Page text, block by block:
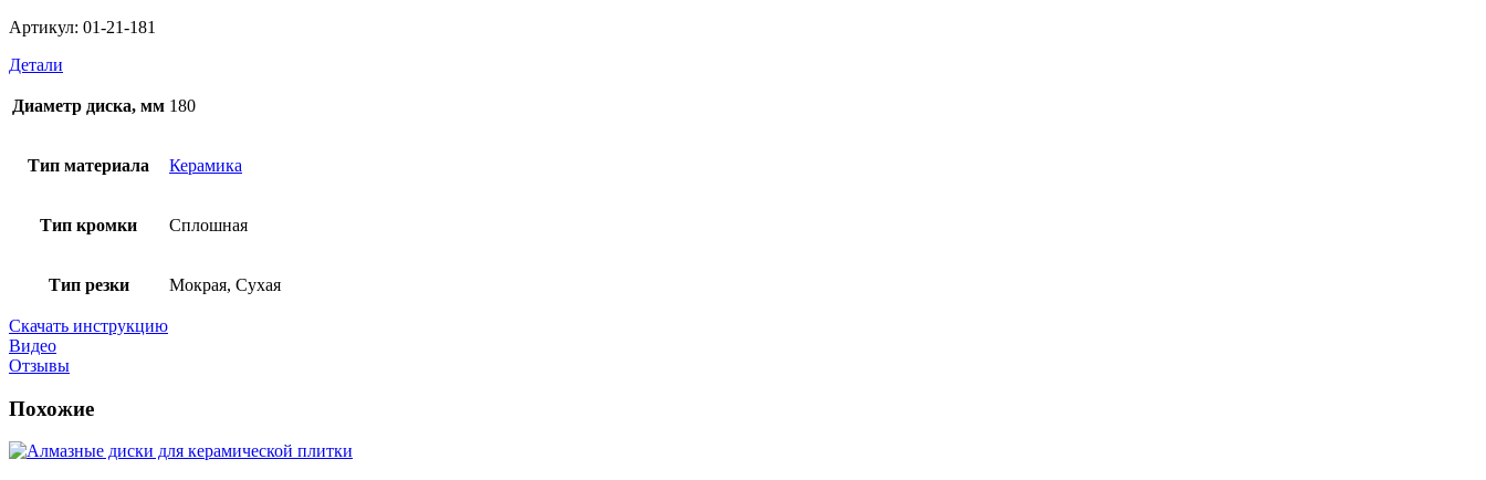
Артикул: 01-21-181
Детали
Диаметр диска, мм 180
Тип материала Керамика
Тип кромки Сплошная
Тип резки Мокрая, Сухая
Скачать инструкцию
Видео
Отзывы
Похожие